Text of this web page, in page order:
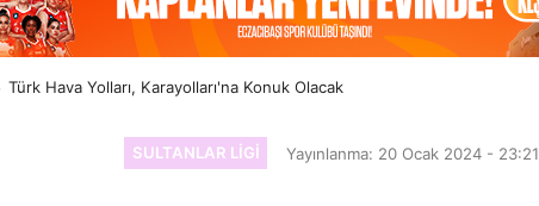
Türk Hava Yolları, Karayolları'na Konuk Olacak
SULTANLAR LIGI Yayınlanma: 20 Ocak 2024 - 23:21